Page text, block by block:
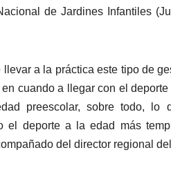
de Jardines Infantiles
llevar a la práctica este tipo de
cuando a llegar con el
preescolar, sobre todo, lo
el deporte a la edad más
del director regional